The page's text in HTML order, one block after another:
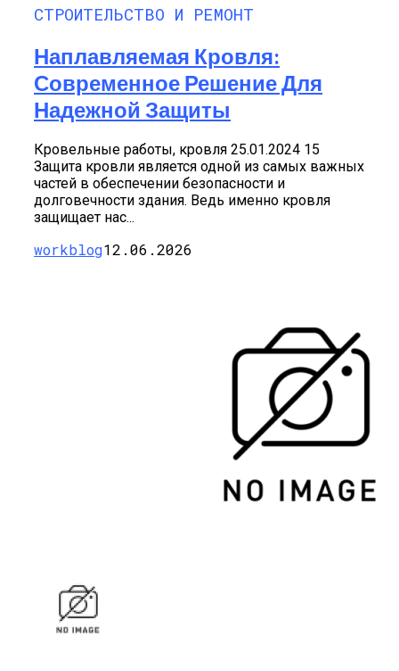
СТРОИТЕЛЬСТВО И РЕМОНТ
Наплавляемая Кровля:
Современное Решение Для
Надежной Защиты
Кровельные работы, кровля 25.01.2024 15
Защита кровли является одной из самых важных
частей в обеспечении безопасности и
долговечности здания. Ведь именно кровля
защищает нас...
workblog12.06.2026